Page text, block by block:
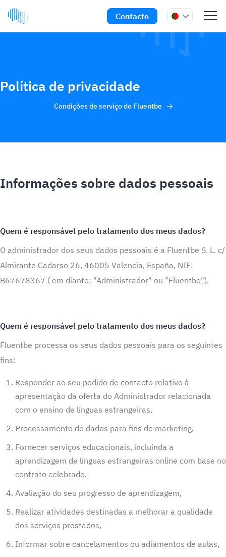
Contacto
Política de privacidade
Condições de serviço do Fluentbe
Informações sobre dados pessoais
Quem é responsável pelo tratamento dos meus dados?
O administrador dos seus dados pessoais é a Fluentbe S. L. c/
Almirante Cadarso 26, 46005 Valencia, España, NIF:
B67678367 ( em diante: "Administrador" ou "Fluentbe").
Quem é responsável pelo tratamento dos meus dados?
Fluentbe processa os seus dados pessoais para os seguintes
fins:
Responder ao seu pedido de contacto relativo à
apresentação da oferta do Administrador relacionada
com o ensino de línguas estrangeiras,
Processamento de dados para fins de marketing,
Fornecer serviços educacionais, incluinda a
aprendizagem de línguas estrangeiras online com base no
contrato celebrado,
Avaliação do seu progresso de aprendizagem,
Realizar atividades destinadas a melhorar a qualidade
dos serviços prestados,
Informar sobre cancelamentos ou adiamentos de aulas,